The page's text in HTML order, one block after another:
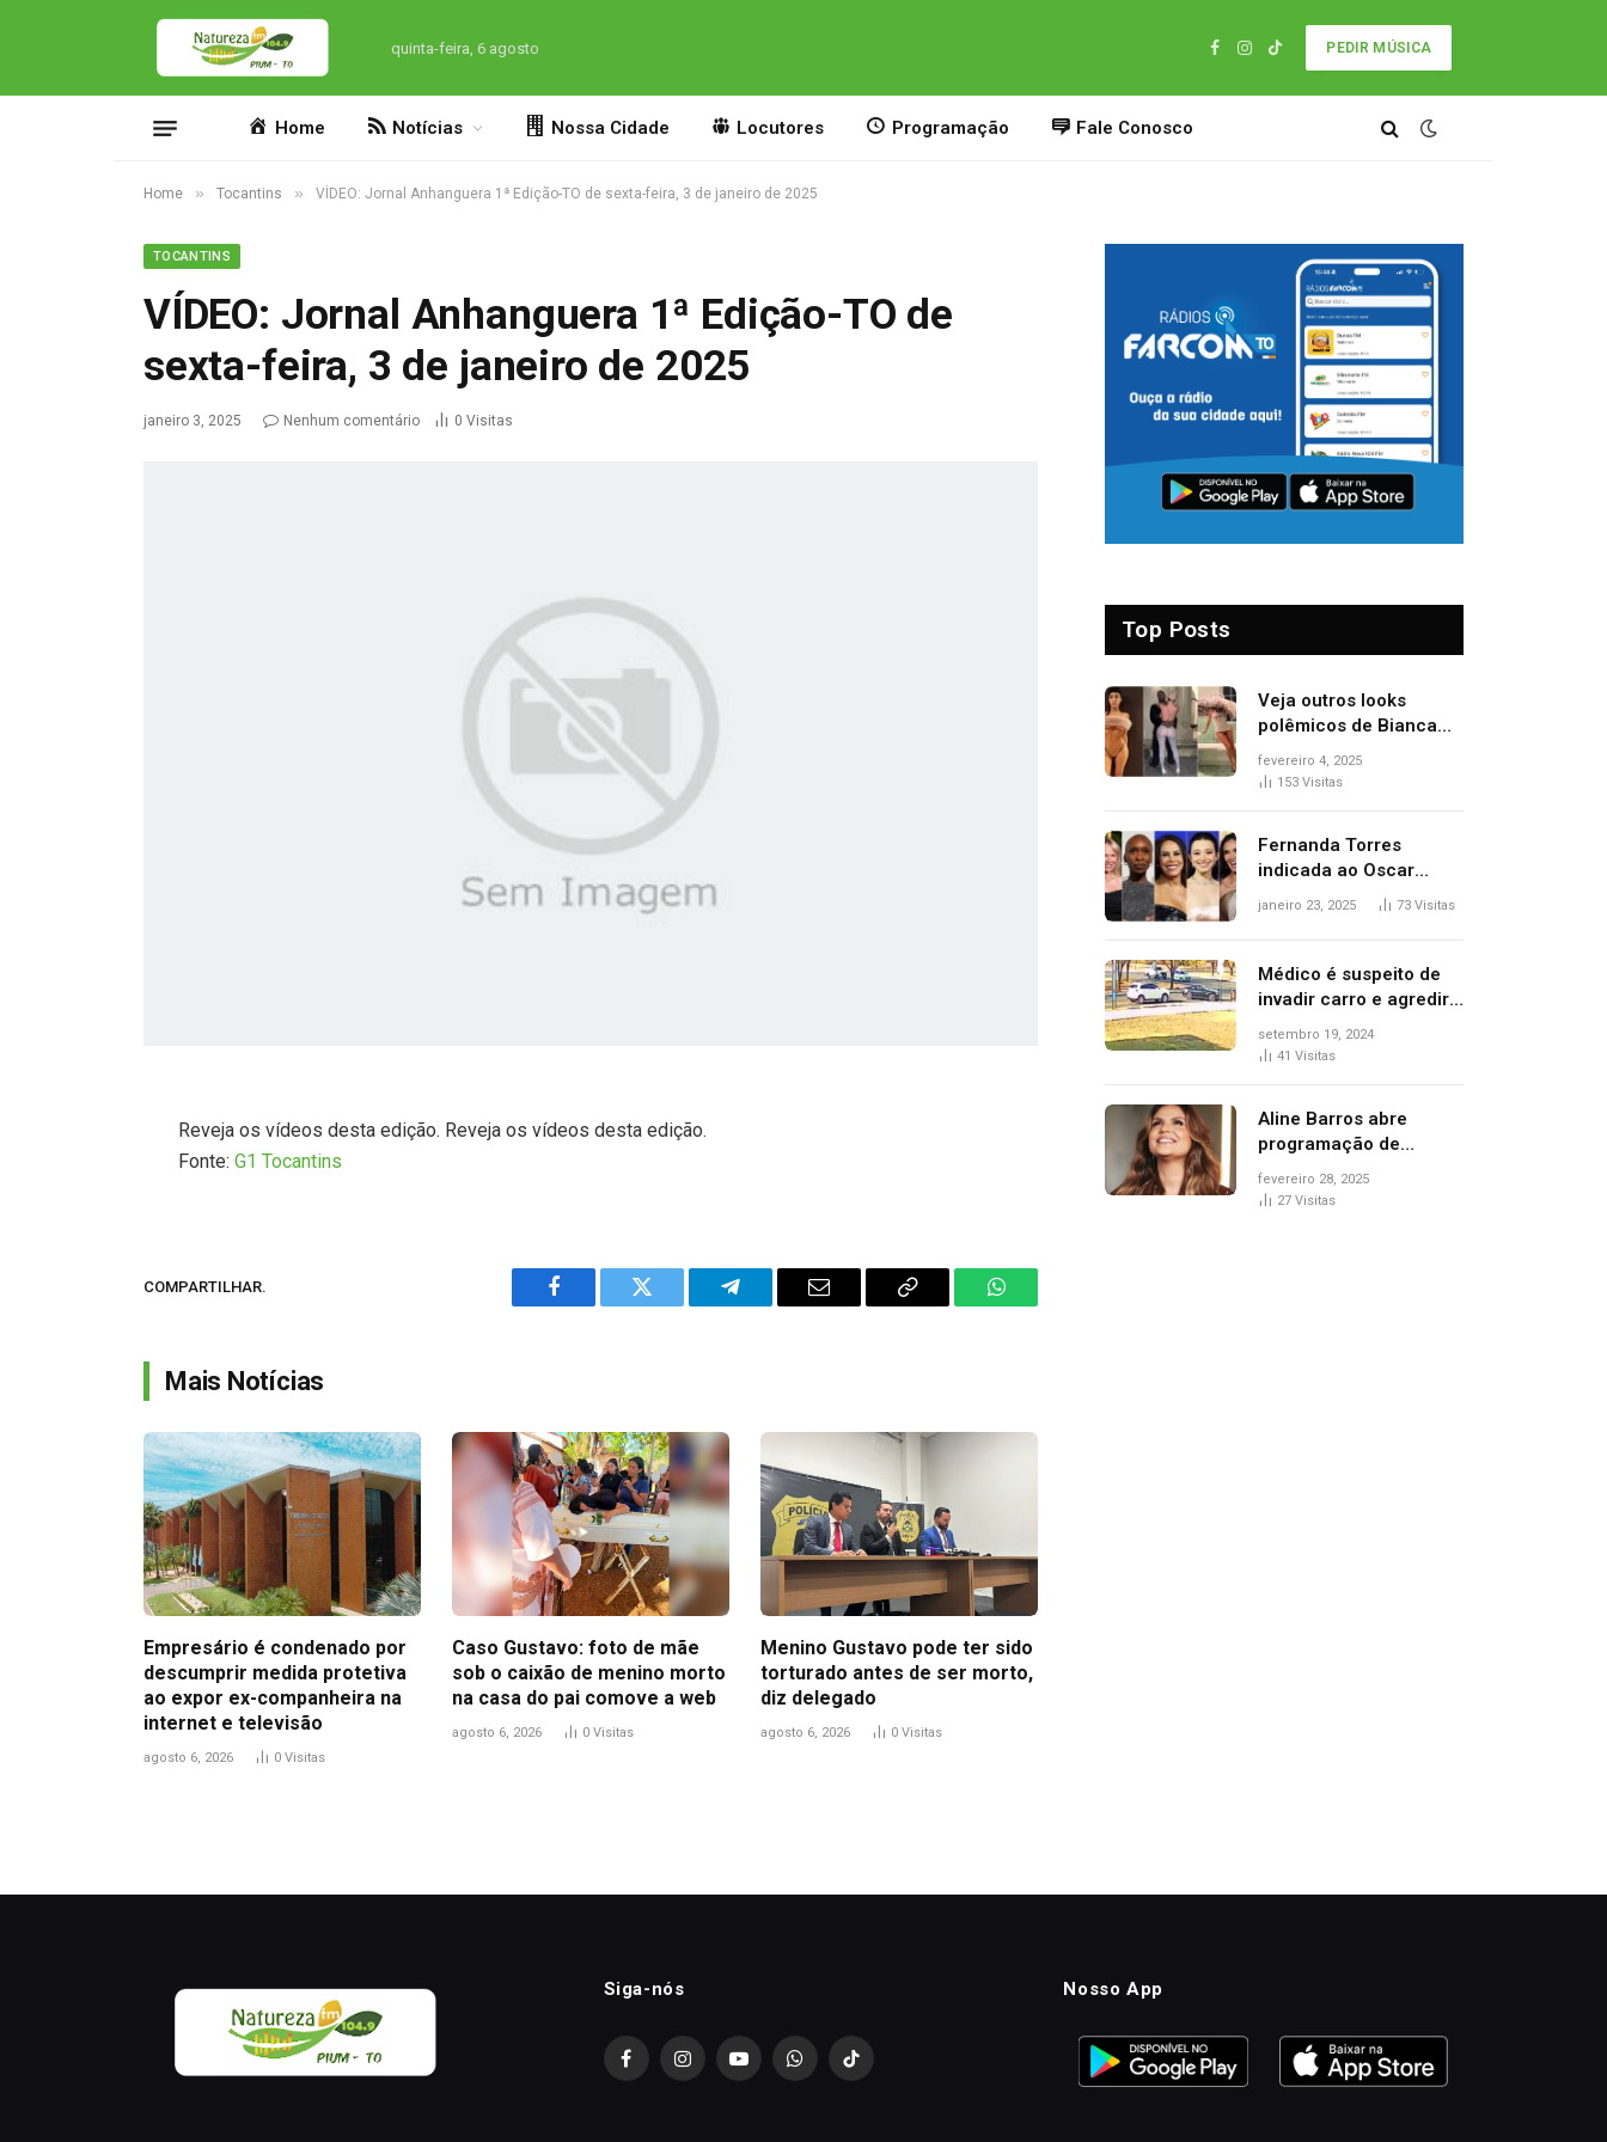
quinta-feira, 6 agosto
Facebook
Instagram
TikTok
PEDIR MÚSICA
Home Notícias Nossa Cidade Locutores Programação Fale Conosco
Home » Tocantins » VÍDEO: Jornal Anhanguera 1ª Edição-TO de sexta-feira, 3 de janeiro de 2025
TOCANTINS
VÍDEO: Jornal Anhanguera 1ª Edição-TO de
sexta-feira, 3 de janeiro de 2025
janeiro 3, 2025 Nenhum comentário 0 Visitas
Reveja os vídeos desta edição. Reveja os vídeos desta edição.
Fonte:G1 Tocantins
COMPARTILHAR.
Facebook Twitter Telegram Email
Copy
WhatsApp
Mais Notícias
Empresário é condenado por
descumprir medida protetiva
ao expor ex-companheira na
internet e televisão
agosto 6, 2026 0 Visitas
Caso Gustavo: foto de mãe
sob o caixão de menino morto
na casa do pai comove a web
agosto 6, 2026 0 Visitas
Menino Gustavo pode ter sido
torturado antes de ser morto,
diz delegado
agosto 6, 2026 0 Visitas
Top Posts
Veja outros looks
polêmicos de Bianca
Censori, esposa de
Kanye West que
fevereiro 4, 2025
153 Visitas
Fernanda Torres
indicada ao Oscar
2025: veja as
janeiro 23, 2025 73 Visitas
Médico é suspeito de
invadir carro e agredir
delegado aposentado
durante confusão no
setembro 19, 2024
41 Visitas
Aline Barros abre
programação de
Carnaval na Praça dos
Girassóis nesta sexta-
fevereiro 28, 2025
27 Visitas
Siga-nós
FacebookInstagramYouTubeWhatsAppTikTok
Nosso App